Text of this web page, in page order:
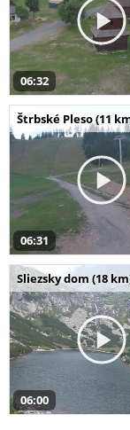
06:32
Štrbské Pleso (11
06:31
Sliezsky dom (18
06:00